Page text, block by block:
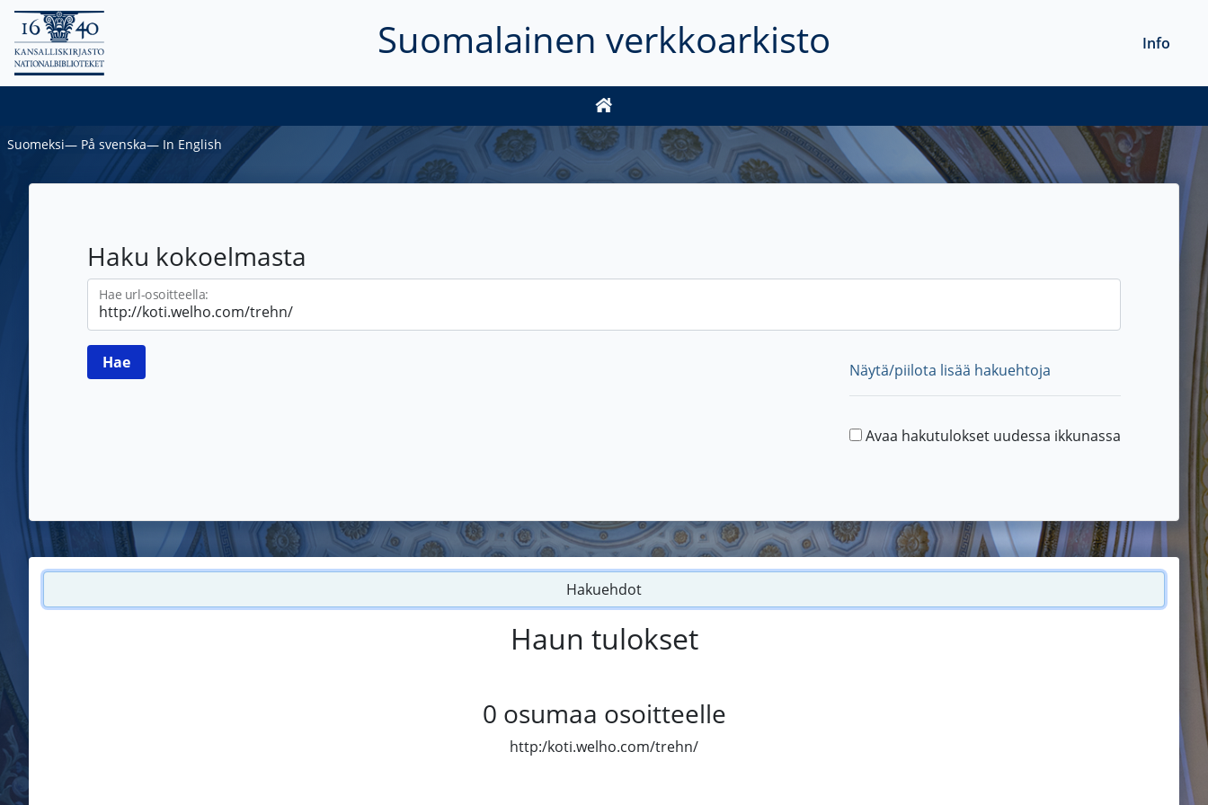
Suomalainen verkkoarkisto Info
Suomeksi― På svenska― In English
Haku kokoelmasta
Hae url-osoitteella:
Näytä/piilota lisää hakuehtoja
Avaa hakutulokset uudessa ikkunassa
Hakuehdot
Haun tulokset
0 osumaa osoitteelle
http:/koti.welho.com/trehn/